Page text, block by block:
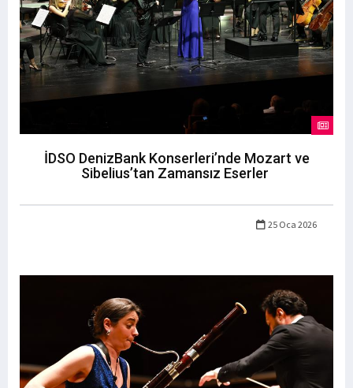
İDSO DenizBank Konserleri’nde Mozart ve
Sibelius’tan Zamansız Eserler
25 Oca 2026